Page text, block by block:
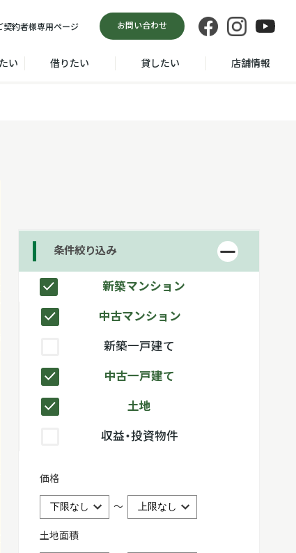
契約者様専用ページ お問い合わせ
い 借りたい 貸したい 店舗情報
条件絞り込み
新築マンション
中古マンション
新築一戸建て
中古一戸建て
土地
収益・投資物件
価格
～
土地面積
藤沢市鵠沼
松が岡３丁
4,990
5,480
島線「鵠沼海
133.07m²